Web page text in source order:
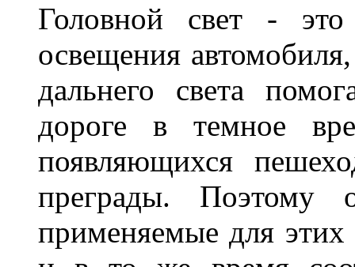
Головной свет -
освещения
дальнего света
дороге в темное
появляющихся
преграды. Поэтому
применяемые для